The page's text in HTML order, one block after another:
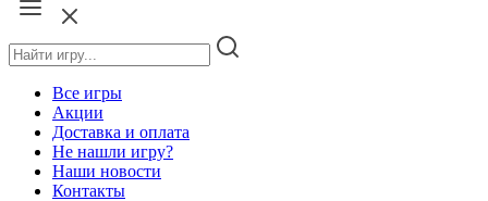
Все игры
Акции
Доставка и оплата
Не нашли игру?
Наши новости
Контакты